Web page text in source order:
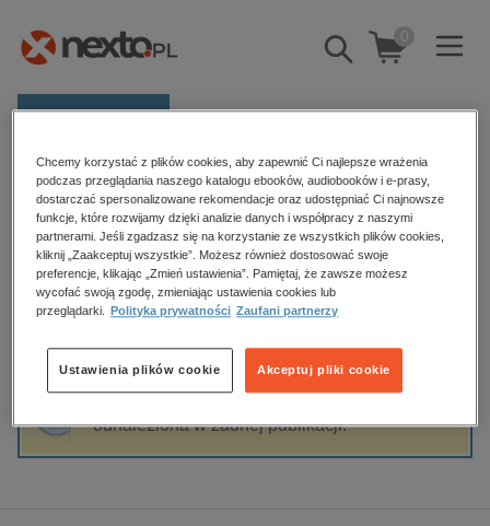
Pokaż/schowaj
wyszukiwarkę
0
E-prasa
Kategorie
Zobacz wszystkie E-prasa
budownictwo, aranżacja wnętrz
biznesowe, branżowe, gospodarka
edukacja
hobby, sport, rozrywka
komputery, internet, technologie, informatyka
Strona główna Mateusz Staroń
Mateusz Staroń
Sortowanie Filtrowanie
odnaleziona w żadnej publikacji.
Chcemy korzystać z plików cookies, aby zapewnić Ci najlepsze wrażenia
podczas przeglądania naszego katalogu ebooków, audiobooków i e-prasy,
dostarczać spersonalizowane rekomendacje oraz udostępniać Ci najnowsze
funkcje, które rozwijamy dzięki analizie danych i współpracy z naszymi
partnerami. Jeśli zgadzasz się na korzystanie ze wszystkich plików cookies,
kliknij „Zaakceptuj wszystkie”. Możesz również dostosować swoje
preferencje, klikając „Zmień ustawienia”. Pamiętaj, że zawsze możesz
wycofać swoją zgodę, zmieniając ustawienia cookies lub
przeglądarki.
Polityka prywatności Zaufani partnerzy
Akceptuj pliki cookie
Ustawienia plików cookie